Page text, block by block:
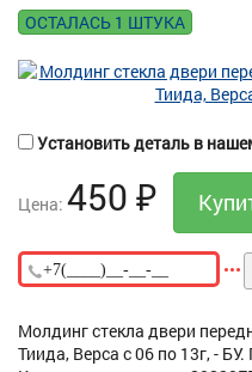
ОСТАЛАСЬ 1 ШТУКА
Установить деталь в
Цена: 450 ₽
Молдинг стекла двери
Тиида, Верса с 06 по 13г, -